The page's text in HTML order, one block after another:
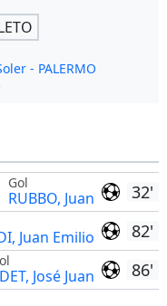
- PALERMO
32'
Gol
RUBBO, Juan
82'
Juan Emilio
86'
José Juan